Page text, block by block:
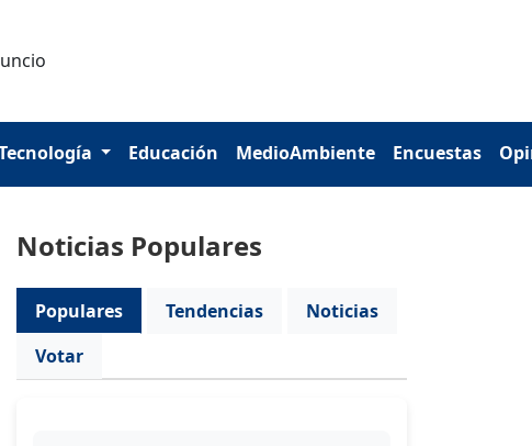
Educación MedioAmbiente Encuestas
Noticias Populares
Populares Tendencias
Noticias
Votar